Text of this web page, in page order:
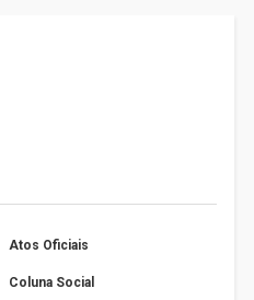
Atos Oficiais
Coluna Social